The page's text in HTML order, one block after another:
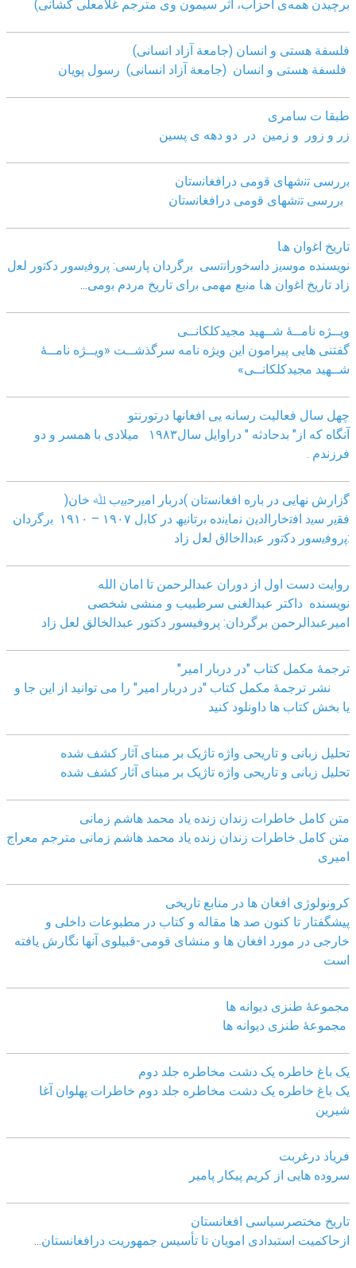
برچیدن همه‌ی احزاب، اثر سیمون وی مترجم غلامعلی کشانی)
فلسفة هستی و انسان (جامعة آزاد انسانی)
فلسفة هستی و انسان (جامعة آزاد انسانی) رسول پویان
طبقا ت سامری
زر و زور و زمین در دو دهه ی پسین
ﺑررﺳﯽ ﺗﻧﺷﮭﺎی ﻗوﻣﯽ دراﻓﻐﺎﻧﺳﺗﺎن
ﺑررﺳﯽ ﺗﻧﺷﮭﺎی ﻗوﻣﯽ دراﻓﻐﺎﻧﺳﺗﺎن
ﺗﺎرﯾﺦ اﻏوان ھﺎ
نویسنده ﻣوﺳﯾز داﺳﺧوراﻧﺗﺳﯽ ﺑرﮔردان ﭘﺎرﺳﯽ: ﭘروﻓﯾﺳور دﮐﺗور ﻟﻌل
زاد ﺗﺎرﯾﺦ اﻏوان ھﺎ ﻣﻧﺑﻊ ﻣﮭﻣﯽ ﺑرای ﺗﺎرﯾﺦ ﻣردم ﺑوﻣﯽ
ویــژه نامــۀ شــهید مجیدکلکانــی
گفتنی هایی پیرامون این ویژه نامه سرگذشــت «ویــژه نامــۀ
شــهید مجیدکلکانــی»
چهل سال فعالیت رسانه یی افغانها درتورنتو
آنگاه که از" بدحادثه " دراوایل سال۱۹۸۳ میلادی با همسر و دو
فرزندم .
ﮔزارش ﻧﮭﺎﯾﯽ در ﺑﺎره اﻓﻐﺎﻧﺳﺗﺎن )درﺑﺎر اﻣﯾرﺣﺑﯾب ﷲ ﺧﺎن(
ﻓﻘﯾر ﺳﯾد اﻓﺗﺧﺎراﻟدﯾن ﻧﻣﺎﯾﻧده ﺑرﺗﺎﻧﯾﮫ در ﮐﺎﺑل ١٩٠٧ – ١٩١٠ ﺑرﮔردان
:ﭘروﻓﯾﺳور دﮐﺗور ﻋﺑداﻟﺧﺎﻟق ﻟﻌل زاد
روایت دست اول از دوران عبدالرحمن تا امان الله
نویسنده داکتر عبدالغنی سرطبیب و منشی شخصی
امیرعبدالرحمن برگردان: پروفیسور دکتور عبدالخالق لعل زاد
ترجمۀ مکمل کتاب "در دربار امیر"
نشر ترجمۀ مکمل کتاب "در دربار امیر" را می توانید از این جا و
یا بخش کتاب ها داونلود کنید
تحلیل زبانی و تاریحی واژه تاژیک بر مبنای آثار کشف شده
تحلیل زبانی و تاریحی واژه تاژیک بر مبنای آثار کشف شده
متن کامل خاطرات زندان زنده یاد محمد هاشم زمانی
متن کامل خاطرات زندان زنده یاد محمد هاشم زمانی مترجم معراج
امیری
کرونولوژی افغان ھا در منابع تاریخی
پیشگفتار تا کنون صد ھا مقاله و کتاب در مطبوعات داخلی و
خارجی در مورد افغان ھا و منشای قومی-قبیلوی آنھا نگارش یافته
است
مجموعهٔ طنزی دیوانه ها
مجموعهٔ طنزی دیوانه ها
یک باغ خاطره یک دشت مخاطره جلد دوم
یک باغ خاطره یک دشت مخاطره جلد دوم خاطرات پهلوان آغا
شیرین
فریاد درغربت
سروده هایی از کریم پیکار پامیر
تاریخ مختصرسیاسی افغانستان
ازحاکمیت استبدادی امویان تا تأسیس جمهوریت درافغانستان